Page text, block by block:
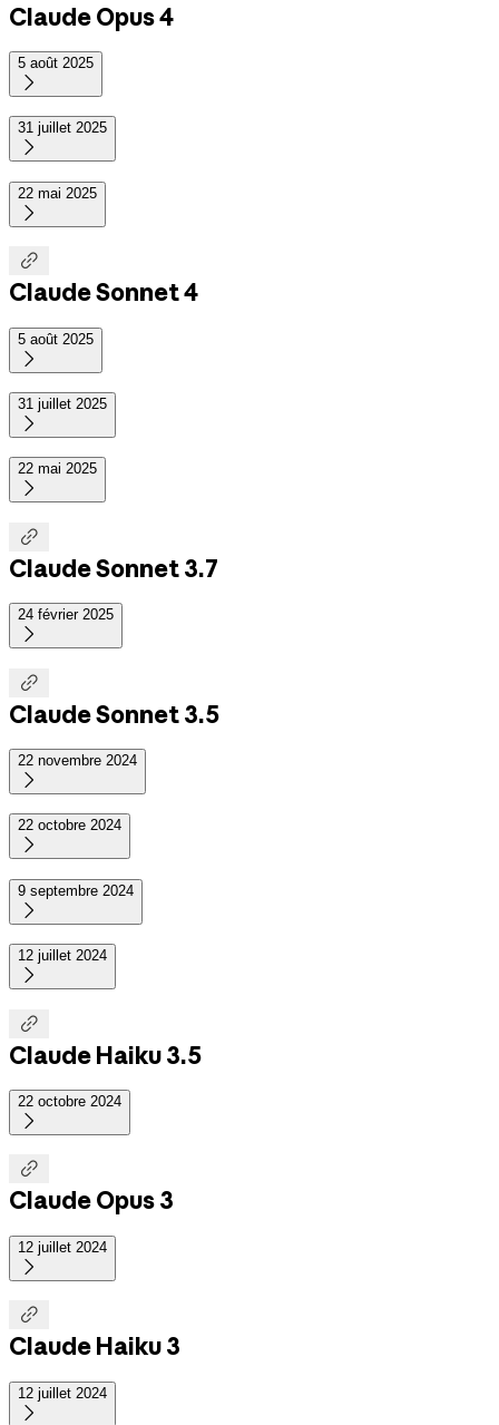
Claude Opus 4
5 août 2025

31 juillet 2025

22 mai 2025


Claude Sonnet 4
5 août 2025

31 juillet 2025

22 mai 2025


Claude Sonnet 3.7
24 février 2025


Claude Sonnet 3.5
22 novembre 2024

22 octobre 2024

9 septembre 2024

12 juillet 2024


Claude Haiku 3.5
22 octobre 2024


Claude Opus 3
12 juillet 2024


Claude Haiku 3
12 juillet 2024
